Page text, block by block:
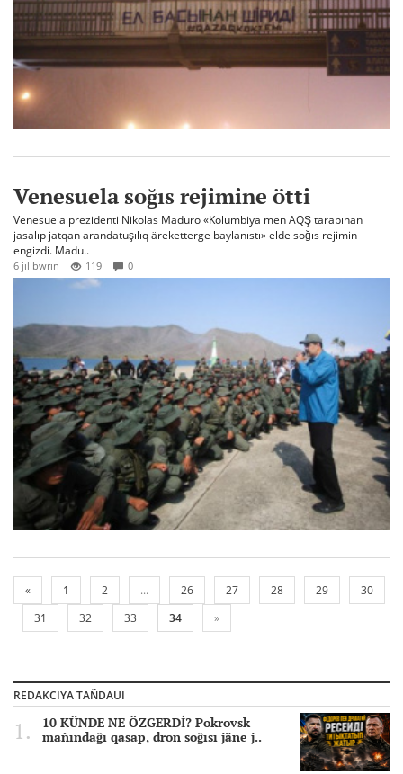
Venesuela soğıs rejimine ötti
Venesuela prezidenti Nikolas Maduro «Kolumbiya men AQŞ tarapınan
jasalıp jatqan arandatuşılıq äreketterge baylanıstı» elde soğıs rejimin
engizdi. Madu..
6 jıl bwrın 119 0
« 1 2 ... 26 27 28 29
30
31
32 33 34 »
REDAKCIYA TAÑDAUI
10 KÜNDE NE ÖZGERDİ? Pokrovsk
mañındağı qasap, dron soğısı jäne j..